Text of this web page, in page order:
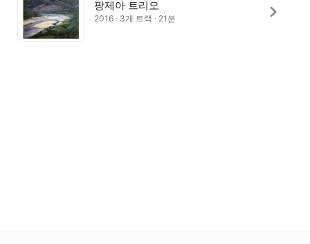
팡제아 트리오
2016 · 3개 트랙 · 21분